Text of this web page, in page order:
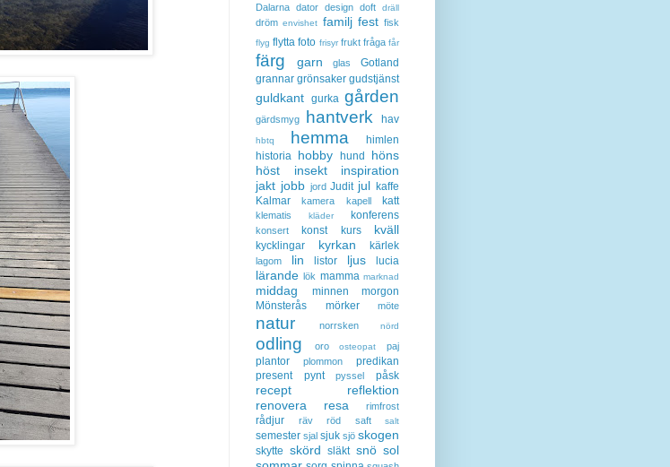
Dalarna dator design doft dräll
dröm envishet familj fest fisk
flyg flytta foto frisyr frukt fråga får
färg garn glas
Gotland
grannar grönsaker gudstjänst
guldkant gurka gården
gärdsmyg hantverk hav
hbtq hemma
himlen
historia hobby hund
höns
höst
insekt
inspiration
jakt jobb jord Judit jul kaffe
Kalmar
kamera kapell katt
klematis kläder konferens
konsert konst kurs kväll
kycklingar kyrkan kärlek
lagom lin listor ljus lucia
lärande lök mamma marknad
middag minnen
morgon
Mönsterås
mörker möte
natur norrsken nörd
odling oro osteopat paj
plantor plommon
predikan
present
pynt pyssel påsk
recept
reflektion
renovera
resa rimfrost
rådjur räv röd saft salt
semester sjal sjuk sjö skogen
skytte skörd släkt snö sol